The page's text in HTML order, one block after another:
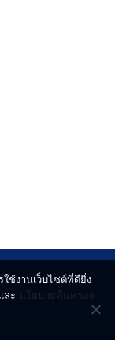
ช้งานเว็บไซต์ที่ดียิ่ง
ละ นโยบายคุ้มครอง